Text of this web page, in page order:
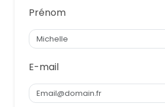
Prénom
E-mail